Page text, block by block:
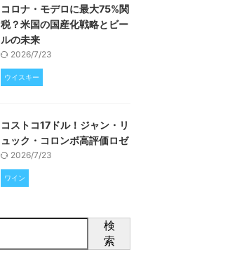
コロナ・モデロに最大75%関
税？米国の国産化戦略とビー
ルの未来
2026/7/23
ウイスキー
コストコ17ドル！ジャン・リ
ュック・コロンボ高評価ロゼ
2026/7/23
ワイン
検
索